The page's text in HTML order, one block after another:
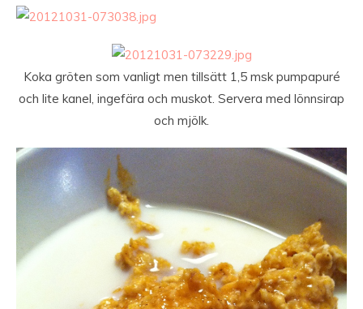
Koka gröten som vanligt men tillsätt 1,5 msk pumpapuré
och lite kanel, ingefära och muskot. Servera med lönnsirap
och mjölk.